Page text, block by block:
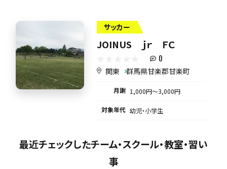
サッカー
JOINUS ｊｒ ＦＣ
0
関東 群馬県甘楽郡甘楽町
月謝 1,000円〜3,000円
対象年代 幼児・小学生
最近チェックしたチーム・スクール・教室・習い
事